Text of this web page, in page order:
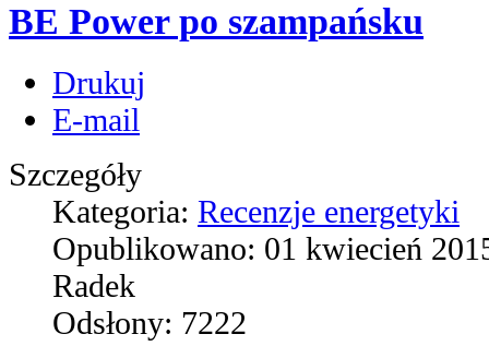
BE Power po szampańsku
Drukuj
E-mail
Szczegóły
Kategoria: Recenzje energetyki
Opublikowano: 01 kwiecień
Radek
Odsłony: 7222